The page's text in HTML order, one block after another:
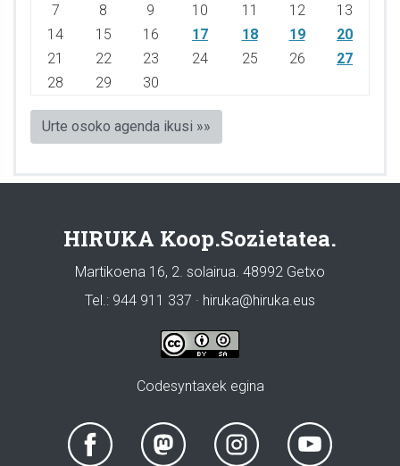
7
8 9 10 11 12
13
14
15 16 17 18 19
20
21
22 23 24 25 26
27
28
29 30
Urte osoko agenda ikusi »»
HIRUKA Koop.Sozietatea.
Martikoena 16, 2. solairua. 48992 Getxo
Tel.: 944 911 337 · hiruka@hiruka.eus
Codesyntaxek egina